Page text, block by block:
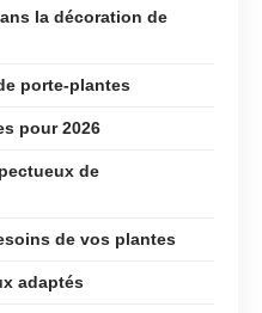
la décoration de
porte-plantes
pour 2026
de
de vos plantes
adaptés